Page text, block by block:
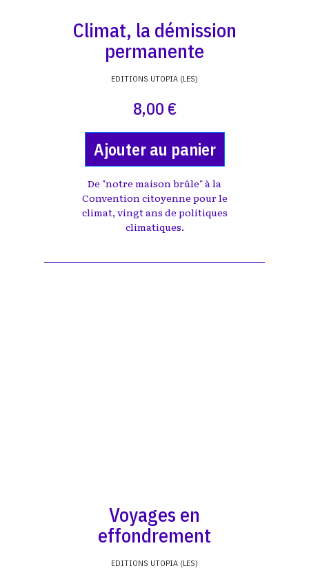
Climat, la démission
permanente
EDITIONS UTOPIA (LES)
8,00 €
Ajouter au panier
De "notre maison brûle" à la
Convention citoyenne pour le
climat, vingt ans de politiques
climatiques.
Voyages en
effondrement
EDITIONS UTOPIA (LES)